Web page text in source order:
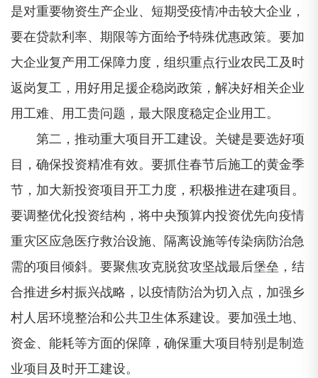
是对重要物资生产企业、短期受疫情冲击较大企业，
要在贷款利率、期限等方面给予特殊优惠政策。要加
大企业复产用工保障力度，组织重点行业农民工及时
返岗复工，用好用足援企稳岗政策，解决好相关企业
用工难、用工贵问题，最大限度稳定企业用工。
第二，推动重大项目开工建设。关键是要选好项
目，确保投资精准有效。要抓住春节后施工的黄金季
节，加大新投资项目开工力度，积极推进在建项目。
要调整优化投资结构，将中央预算内投资优先向疫情
重灾区应急医疗救治设施、隔离设施等传染病防治急
需的项目倾斜。要聚焦攻克脱贫攻坚战最后堡垒，结
合推进乡村振兴战略，以疫情防治为切入点，加强乡
村人居环境整治和公共卫生体系建设。要加强土地、
资金、能耗等方面的保障，确保重大项目特别是制造
业项目及时开工建设。